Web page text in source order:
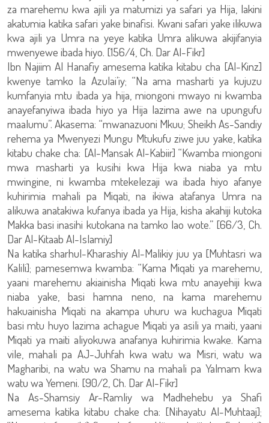
za marehemu kwa ajili ya matumizi ya safari ya Hija, lakini
akatumia katika safari yake binafisi. Kwani safari yake ilikuwa
kwa ajili ya Umra na yeye katika Umra alikuwa akijifanyia
mwenyewe ibada hiyo. [156/4, Ch. Dar Al-Fikr]
Ibn Najiim Al Hanafiy amesema katika kitabu cha [Al-Kinz]
kwenye tamko la Azulai’iy; “Na ama masharti ya kujuzu
kumfanyia mtu ibada ya hija, miongoni mwayo ni kwamba
anayefanyiwa ibada hiyo ya Hija lazima awe na upungufu
maalumu”. Akasema: “mwanazuoni Mkuu; Sheikh As-Sandiy
rehema ya Mwenyezi Mungu Mtukufu ziwe juu yake, katika
kitabu chake cha: [Al-Mansak Al-Kabiir] “Kwamba miongoni
mwa masharti ya kusihi kwa Hija kwa niaba ya mtu
mwingine, ni kwamba mtekelezaji wa ibada hiyo afanye
kuhirimia mahali pa Miqati, na ikiwa atafanya Umra na
alikuwa anatakiwa kufanya ibada ya Hija, kisha akahiji kutoka
Makka basi inasihi kutokana na tamko lao wote.” [66/3, Ch.
Dar Al-Kitaab Al-Islamiy]
Na katika sharhul-Kharashiy Al-Malikiy juu ya [Muhtasri wa
Kalili]; pamesemwa kwamba: “Kama Miqati ya marehemu,
yaani marehemu akiainisha Miqati kwa mtu anayehiji kwa
niaba yake, basi hamna neno, na kama marehemu
hakuainisha Miqati na akampa uhuru wa kuchagua Miqati
basi mtu huyo lazima achague Miqati ya asili ya maiti, yaani
Miqati ya maiti aliyokuwa anafanya kuhirimia kwake. Kama
vile, mahali pa AJ-Juhfah kwa watu wa Misri, watu wa
Magharibi, na watu wa Shamu na mahali pa Yalmam kwa
watu wa Yemeni. [90/2, Ch. Dar Al-Fikr]
Na As-Shamsiy Ar-Ramliy wa Madhehebu ya Shafi
amesema katika kitabu chake cha: [Nihayatu Al-Muhtaaj];